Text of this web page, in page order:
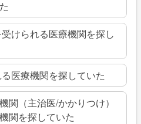
けられる医療機関を探し
医療機関を探していた
関（主治医/かかりつけ）
関を探していた